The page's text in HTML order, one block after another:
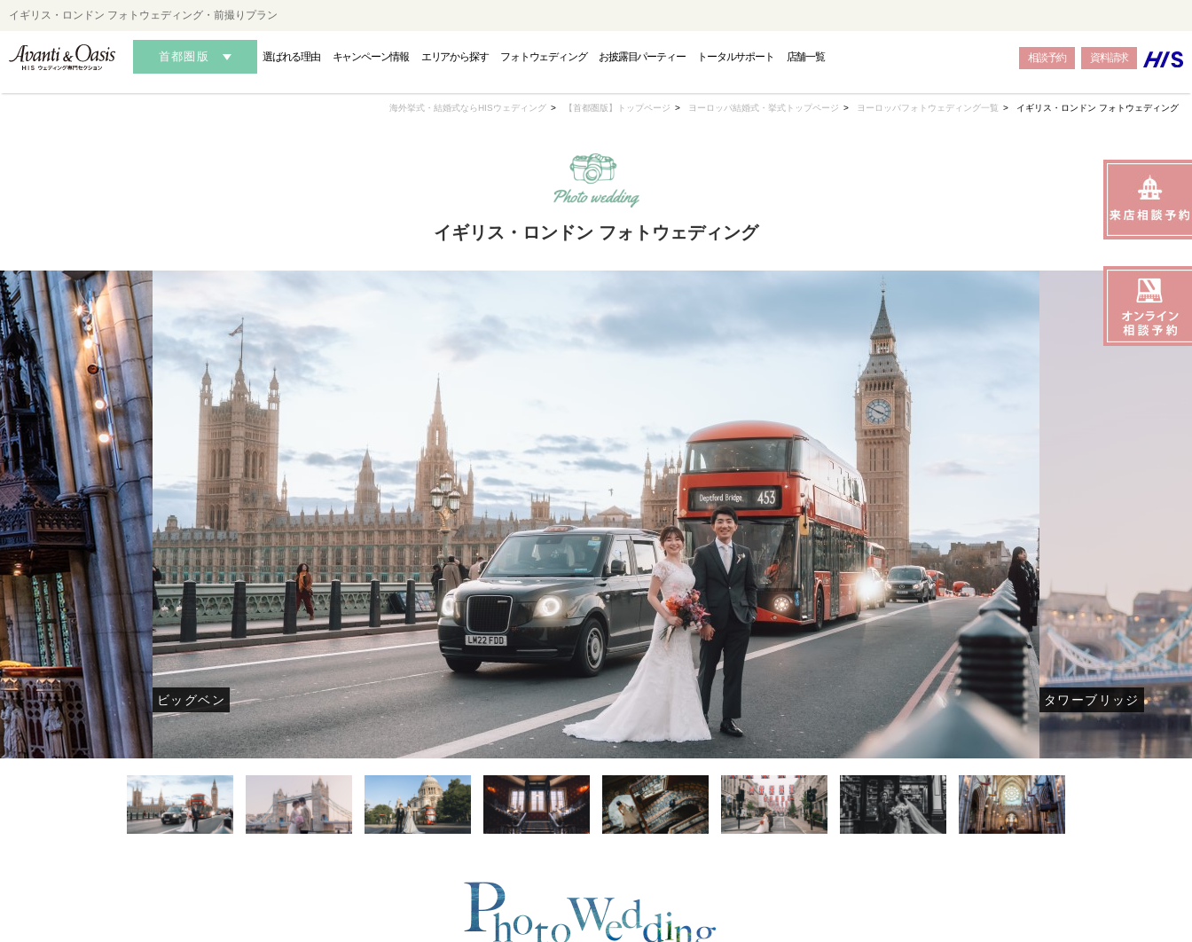
イギリス・ロンドン フォトウェディング・前撮りプラン
首都圏版 選ばれる理由 キャンペーン情報
CAMPAIGN
-ハワイ結婚式・挙式- -沖縄結婚式・挙式- -グアム結婚式・挙式- -ヨーロッパ結婚式・挙式- -バリ島結婚式・挙式-
AUSTRALIA
-オーストラリア・ニュージーラン
ド結婚式・挙式-
MALDIVES・SOUTH PACIFIC
-モルディブ･南太平洋
結婚式・挙式-
-その他海外結婚式・挙式-
エリアから探す
AREA
-ハワイ結婚式・挙式- -沖縄結婚式・挙式- -グアム結婚式・挙式- -ヨーロッパ結婚式・挙式- -バリ島結婚式・挙式-
AUSTRALIA
-オーストラリア・ニュージーラン
ド結婚式・挙式-
MALDIVES・SOUTH PACIFIC
-モルディブ･南太平洋
結婚式・挙式-
-その他海外結婚式・挙式-
フォトウェディング
PHOTO WEDDING
-ハワイフォトウェディング- -沖縄フォトウェディング- -グアムフォトウェディング- -ヨーロッパフォトウェディング- -バリ島フォトウェディング-
AUSTRALIA
-オーストラリア・ニュージーラン
ド フォトウェディング-
MALDIVES・SOUTH PACIFIC
-モルディブ･南太平洋
フォトウェディング-
-その他海外フォトウェディング- -その他国内フォトウェディング-
お披露目パーティー トータルサポート 店舗一覧 相談予約 資料請求
海外挙式・結婚式ならHISウェディング 【首都圏版】トップページ ヨーロッパ結婚式・挙式トップページ ヨーロッパフォトウェディング一覧 イギリス・ロンドン フォトウェディング
イギリス・ロンドン フォトウェディング
ビッグベン タワーブリッジ